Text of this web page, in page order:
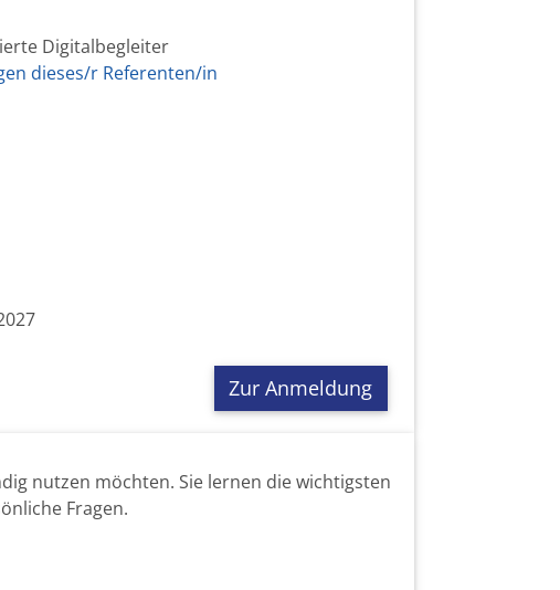
Digitalbegleiter
dieses/r Referenten/in
Zur Anmeldung
nutzen möchten. Sie lernen die wichtigsten
Fragen.